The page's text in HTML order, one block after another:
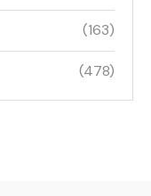
(163)
(478)